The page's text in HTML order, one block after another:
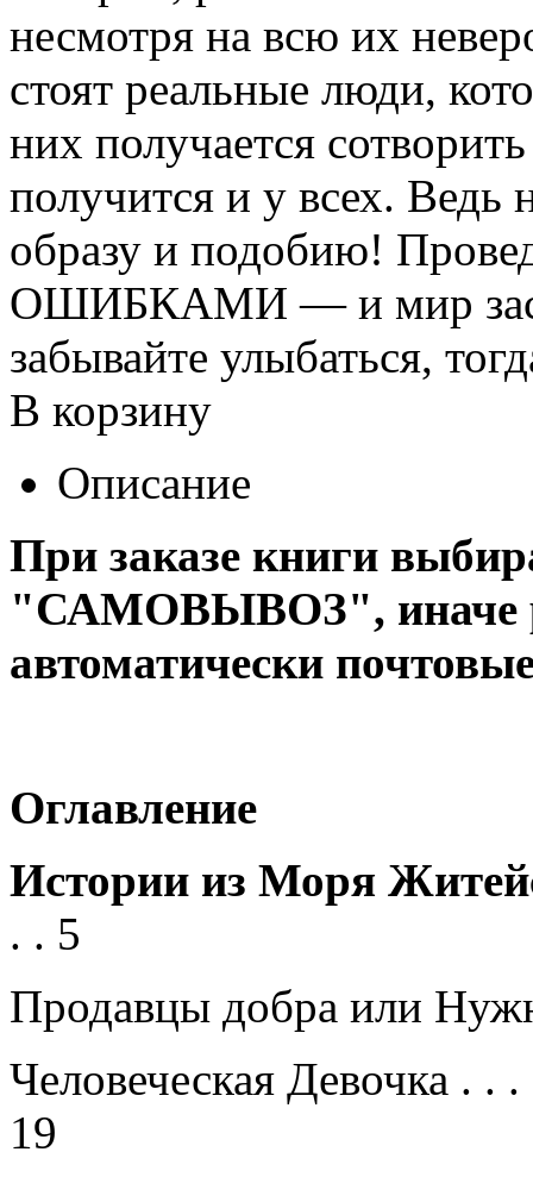
несмотря на всю их
стоят реальные люди,
них получается
получится и у всех. Ведь
образу и подобию!
ОШИБКАМИ — и мир
забывайте улыбаться,
В корзину
Описание
При заказе книги
"САМОВЫВОЗ", иначе
автоматически
Оглавление
Истории из Моря
. . 5
Продавцы добра или
Человеческая Девочка . . .
19